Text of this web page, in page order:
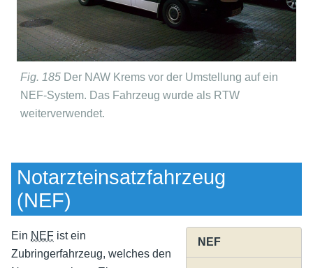
Fig. 185 Der NAW Krems vor der Umstellung auf ein
NEF-System. Das Fahrzeug wurde als RTW
weiterverwendet.
Notarzteinsatzfahrzeug
(NEF)
NEF
Ein NEF ist ein
Zubringerfahrzeug, welches den